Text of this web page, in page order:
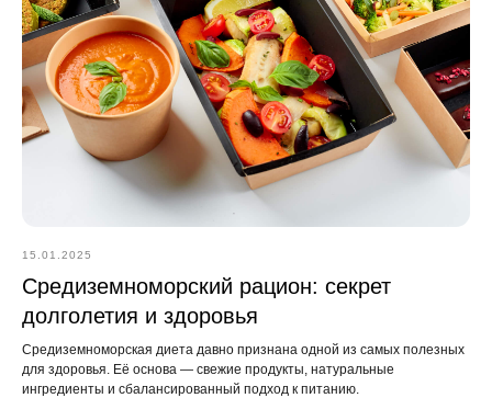
15.01.2025
Средиземноморский рацион: секрет
долголетия и здоровья
Средиземноморская диета давно признана одной из самых полезных
для здоровья. Её основа — свежие продукты, натуральные
ингредиенты и сбалансированный подход к питанию.
ООО «СИМПЛИ ХЕЛС»
ОГРН 1247700237047
Положение об обработке персональных данных
Политика конфиденциальности
Использование и сохранение cookie-файлов
Договор оферты